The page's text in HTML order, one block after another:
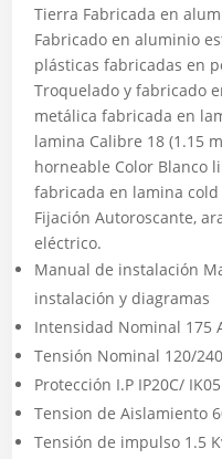
Tierra Fabricada en
Fabricado en aluminio
plásticas fabricadas en
Troquelado y fabricado
metálica fabricada en
lamina Calibre 18 (1.15
horneable Color Blanco
fabricada en lamina
Fijación Autoroscante,
eléctrico.
Manual de instalación
instalación y diagramas
Intensidad Nominal 175
Tensión Nominal 120/
Protección I.P IP20C/ IK05
Tension de Aislamiento
Tensión de impulso 1.5